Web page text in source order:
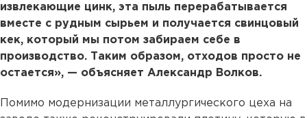
извлекающие цинк, эта пыль перерабатывается
вместе с рудным сырьем и получается свинцовый
кек, который мы потом забираем себе в
производство. Таким образом, отходов просто не
остается», — объясняет Александр Волков.
Помимо модернизации металлургического цеха на